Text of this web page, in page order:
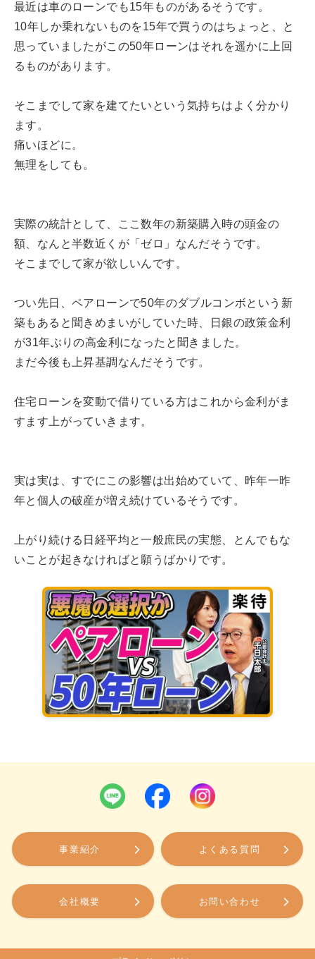
最近は車のローンでも15年ものがあるそうです。
10年しか乗れないものを15年で買うのはちょっと、と
思っていましたがこの50年ローンはそれを遥かに上回
るものがあります。
そこまでして家を建てたいという気持ちはよく分かり
ます。
痛いほどに。
無理をしても。
実際の統計として、ここ数年の新築購入時の頭金の
額、なんと半数近くが「ゼロ」なんだそうです。
そこまでして家が欲しいんです。
つい先日、ペアローンで50年のダブルコンボという新
築もあると聞きめまいがしていた時、日銀の政策金利
が31年ぶりの高金利になったと聞きました。
まだ今後も上昇基調なんだそうです。
住宅ローンを変動で借りている方はこれから金利がま
すます上がっていきます。
実は実は、すでにこの影響は出始めていて、昨年一昨
年と個人の破産が増え続けているそうです。
上がり続ける日経平均と一般庶民の実態、とんでもな
いことが起きなければと願うばかりです。
事業紹介 よくある質問
会社概要 お問い合わせ